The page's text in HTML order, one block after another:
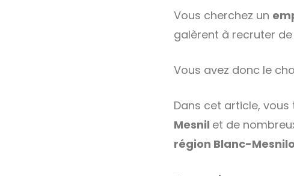
Vous cherchez un
galèrent à recruter
Vous avez donc le
Dans cet article, vous
Mesnil et de
région Blanc-